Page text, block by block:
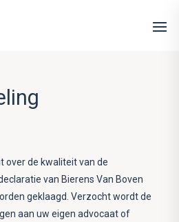
over de kwaliteit van de
van Bierens Van Boven
geklaagd. Verzocht wordt de
aan uw eigen advocaat of